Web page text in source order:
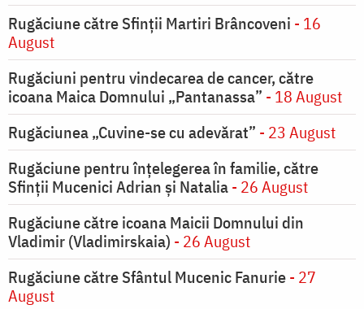
Rugăciune către Sfinții Martiri Brâncoveni - 16
August
Rugăciuni pentru vindecarea de cancer, către
icoana Maica Domnului „Pantanassa” - 18 August
Rugăciunea „Cuvine-se cu adevărat” - 23 August
Rugăciune pentru înţelegerea în familie, către
Sfinţii Mucenici Adrian şi Natalia- 26 August
Rugăciune către icoana Maicii Domnului din
Vladimir (Vladimirskaia) - 26 August
Rugăciune către Sfântul Mucenic Fanurie- 27
August